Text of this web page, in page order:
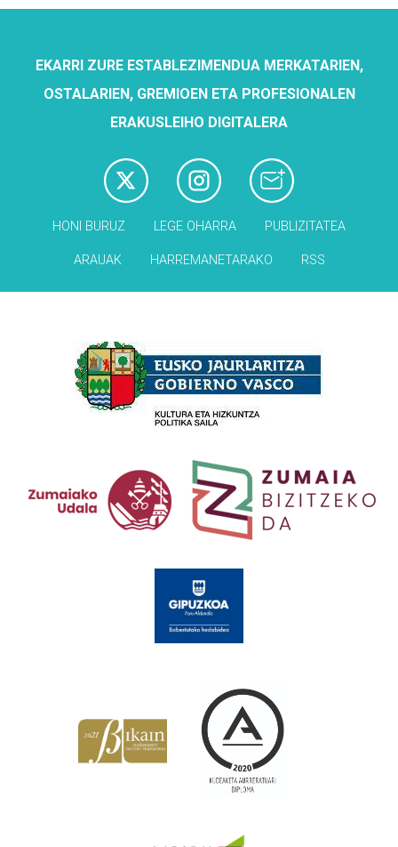
EKARRI ZURE ESTABLEZIMENDUA MERKATARIEN,
OSTALARIEN, GREMIOEN ETA PROFESIONALEN
ERAKUSLEIHO DIGITALERA
HONI BURUZ LEGE OHARRA PUBLIZITATEA
ARAUAK HARREMANETARAKO RSS